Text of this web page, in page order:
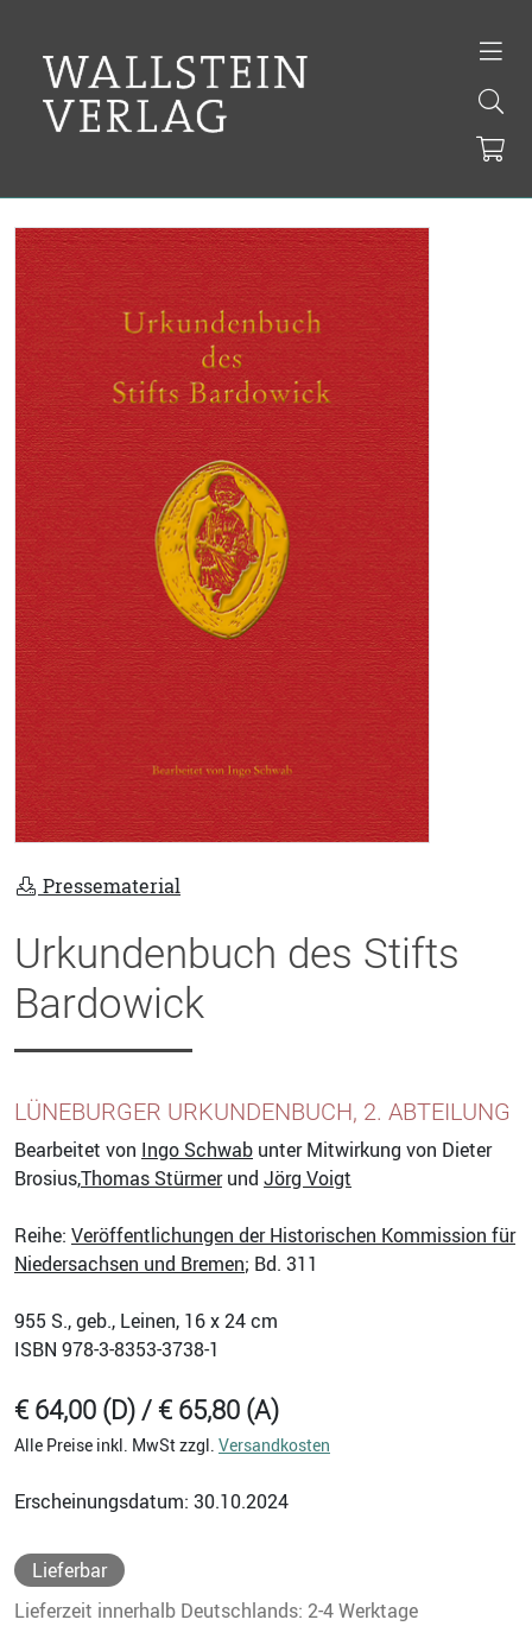
Pressematerial
Urkundenbuch des Stifts
Bardowick
LÜNEBURGER URKUNDENBUCH, 2. ABTEILUNG
Bearbeitet von Ingo Schwab unter Mitwirkung von Dieter
Brosius,Thomas Stürmerund Jörg Voigt
Reihe: Veröffentlichungen der Historischen Kommission für
Niedersachsen und Bremen; Bd. 311
955 S., geb., Leinen, 16 x 24 cm
ISBN 978-3-8353-3738-1
€ 64,00 (D) / € 65,80 (A)
Alle Preise inkl. MwSt zzgl. Versandkosten
Erscheinungsdatum: 30.10.2024
Lieferbar
Lieferzeit innerhalb Deutschlands: 2-4 Werktage